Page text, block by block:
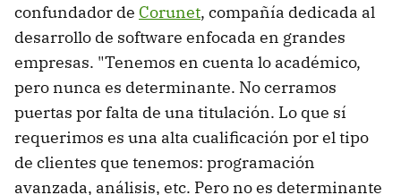
confundador de Corunet, compañía dedicada al
desarrollo de software enfocada en grandes
empresas. "Tenemos en cuenta lo académico,
pero nunca es determinante. No cerramos
puertas por falta de una titulación. Lo que sí
requerimos es una alta cualificación por el tipo
de clientes que tenemos: programación
avanzada, análisis, etc. Pero no es determinante